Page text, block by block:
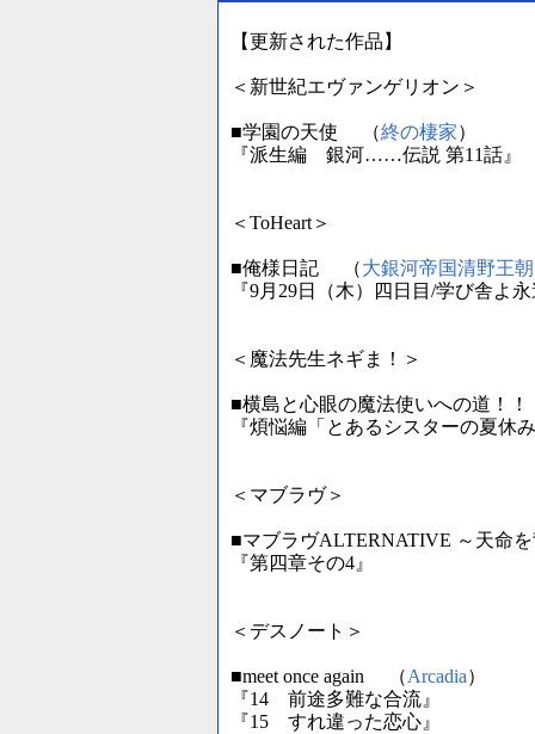
【更新された作品】
＜新世紀エヴァンゲリオン＞
■学園の天使 （終の棲家）
『派生編 銀河……伝説 第11話』
＜ToHeart＞
■俺様日記 （大銀河帝国清野王朝
『9月29日（木）四日目/学び舎よ
＜魔法先生ネギま！＞
■横島と心眼の魔法使いへの道！
『煩悩編「とあるシスターの夏休
＜マブラヴ＞
■マブラヴALTERNATIVE ～天命
『第四章その4』
＜デスノート＞
■meet once again （Arcadia）
『14 前途多難な合流』
『15 すれ違った恋心』